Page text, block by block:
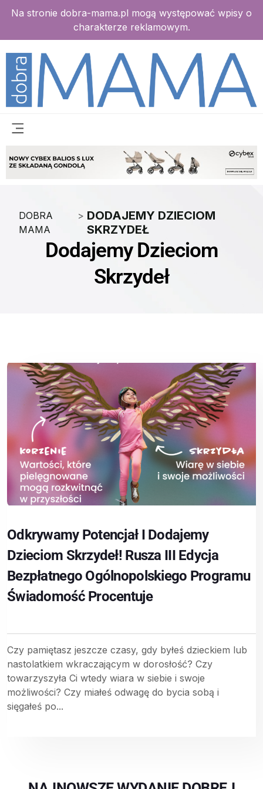
Na stronie dobra-mama.pl mogą występować wpisy o
charakterze reklamowym.
DOBRA
MAMA
> DODAJEMY DZIECIOM
SKRZYDEŁ
Dodajemy Dzieciom
Skrzydeł
Odkrywamy Potencjał I Dodajemy
Dzieciom Skrzydeł! Rusza III Edycja
Bezpłatnego Ogólnopolskiego Programu
Świadomość Procentuje
Czy pamiętasz jeszcze czasy, gdy byłeś dzieckiem lub
nastolatkiem wkraczającym w dorosłość? Czy
towarzyszyła Ci wtedy wiara w siebie i swoje
możliwości? Czy miałeś odwagę do bycia sobą i
sięgałeś po...